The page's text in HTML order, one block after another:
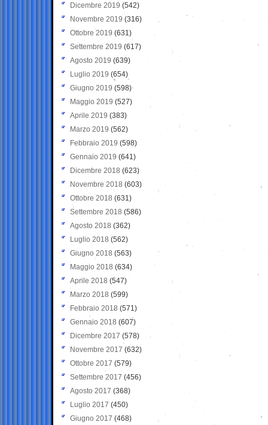
Dicembre 2019 (542)
Novembre 2019 (316)
Ottobre 2019 (631)
Settembre 2019 (617)
Agosto 2019 (639)
Luglio 2019 (654)
Giugno 2019 (598)
Maggio 2019 (527)
Aprile 2019 (383)
Marzo 2019 (562)
Febbraio 2019 (598)
Gennaio 2019 (641)
Dicembre 2018 (623)
Novembre 2018 (603)
Ottobre 2018 (631)
Settembre 2018 (586)
Agosto 2018 (362)
Luglio 2018 (562)
Giugno 2018 (563)
Maggio 2018 (634)
Aprile 2018 (547)
Marzo 2018 (599)
Febbraio 2018 (571)
Gennaio 2018 (607)
Dicembre 2017 (578)
Novembre 2017 (632)
Ottobre 2017 (579)
Settembre 2017 (456)
Agosto 2017 (368)
Luglio 2017 (450)
Giugno 2017 (468)